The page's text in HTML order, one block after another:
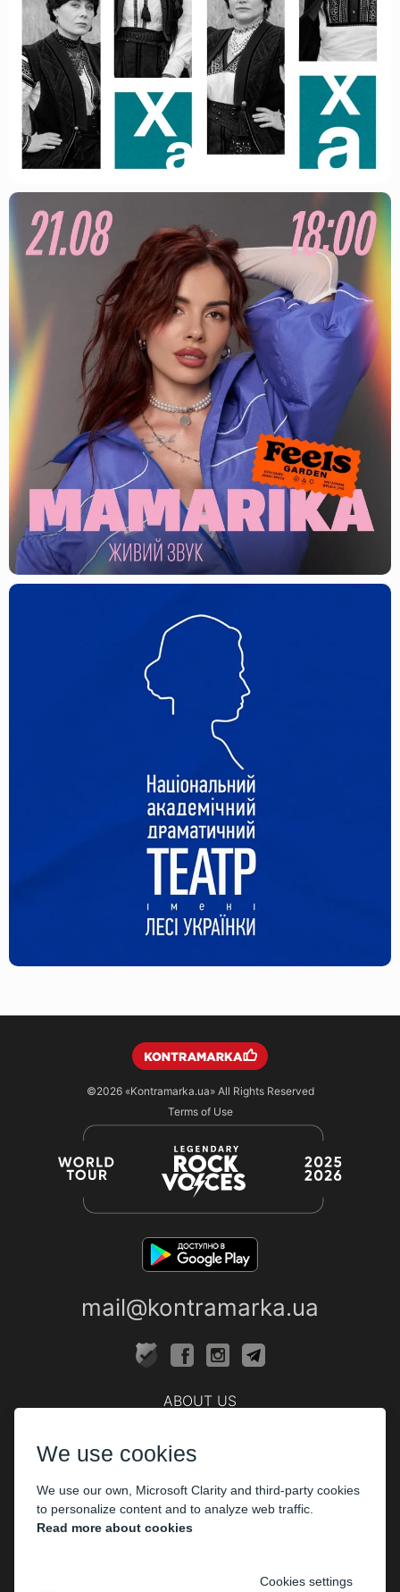
©2026 «Kontramarka.ua»All Rights Reserved
Terms of Use
mail@kontramarka.ua
ABOUT US
The organizers
Corporate customers
We use cookies
We use our own, Microsoft Clarity and third-party cookies
to personalize content and to analyze web traffic.
Read more about cookies
Cookies settings